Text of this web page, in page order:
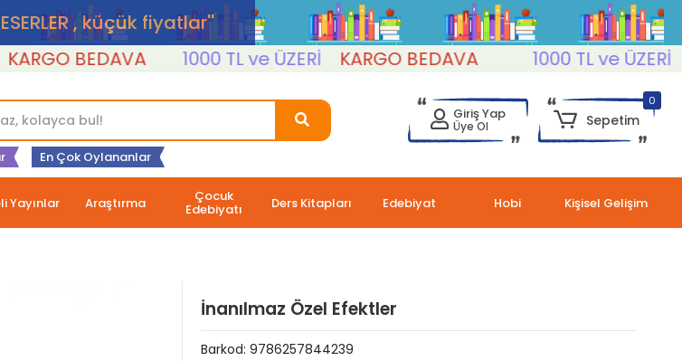
ESERLER , küçük fiyatlar''
BEDAVA 1000 TL ve ÜZERİ KARGO BEDAVA 1000 TL ve ÜZERİ
En Çok Oylananlar
Giriş Yap
Üye Ol
0
Sepetim
Yayınlar Araştırma Çocuk
Edebiyatı Ders Kitapları Edebiyat Hobi Kişisel Gelişim
İnanılmaz Özel Efektler
Barkod: 9786257844239